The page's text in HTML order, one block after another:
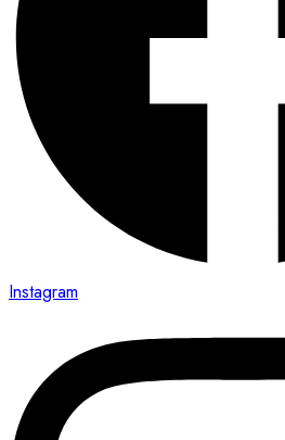
Instagram